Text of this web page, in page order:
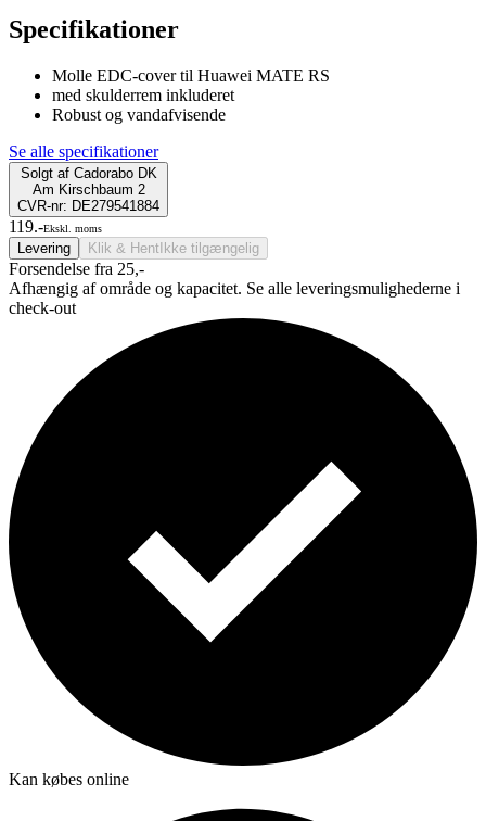
Specifikationer
Molle EDC-cover til Huawei MATE RS
med skulderrem inkluderet
Robust og vandafvisende
Se alle specifikationer
Solgt af Cadorabo DK
Am Kirschbaum 2
CVR-nr: DE279541884
119.-Ekskl. moms
Levering Klik & Hent Ikke tilgængelig
Forsendelse fra 25,-
Afhængig af område og kapacitet. Se alle leveringsmulighederne i
check-out
Kan købes online